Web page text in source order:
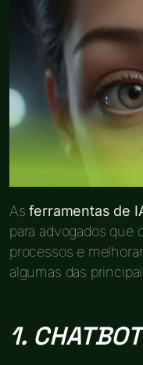
Asferramentas de
para advogados que
processos e
algumas das
1.